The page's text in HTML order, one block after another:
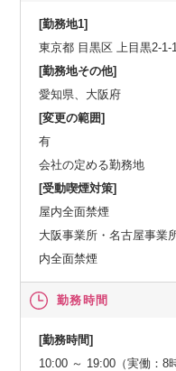
[勤務地1]
東京都 目黒区 上目黒2-
[勤務地その他]
愛知県、大阪府
[変更の範囲]
有
会社の定める勤務地
[受動喫煙対策]
屋内全面禁煙
大阪事業所・名古屋事業
内全面禁煙
勤務時間
[勤務時間]
10:00 ～ 19:00（実働：